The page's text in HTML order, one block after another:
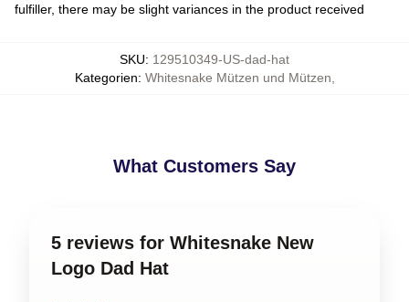
fulfiller, there may be slight variances in the product received
SKU: 129510349-US-dad-hat
Kategorien: Whitesnake Mützen und Mützen
What Customers Say
5 reviews for Whitesnake New
Logo Dad Hat